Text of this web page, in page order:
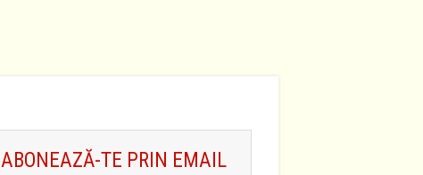
ABONEAZĂ-TE PRIN EMAIL